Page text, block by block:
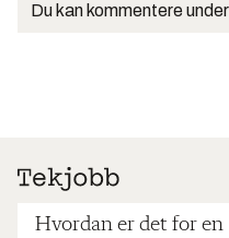
Du kan kommentere
Hvordan er det for en